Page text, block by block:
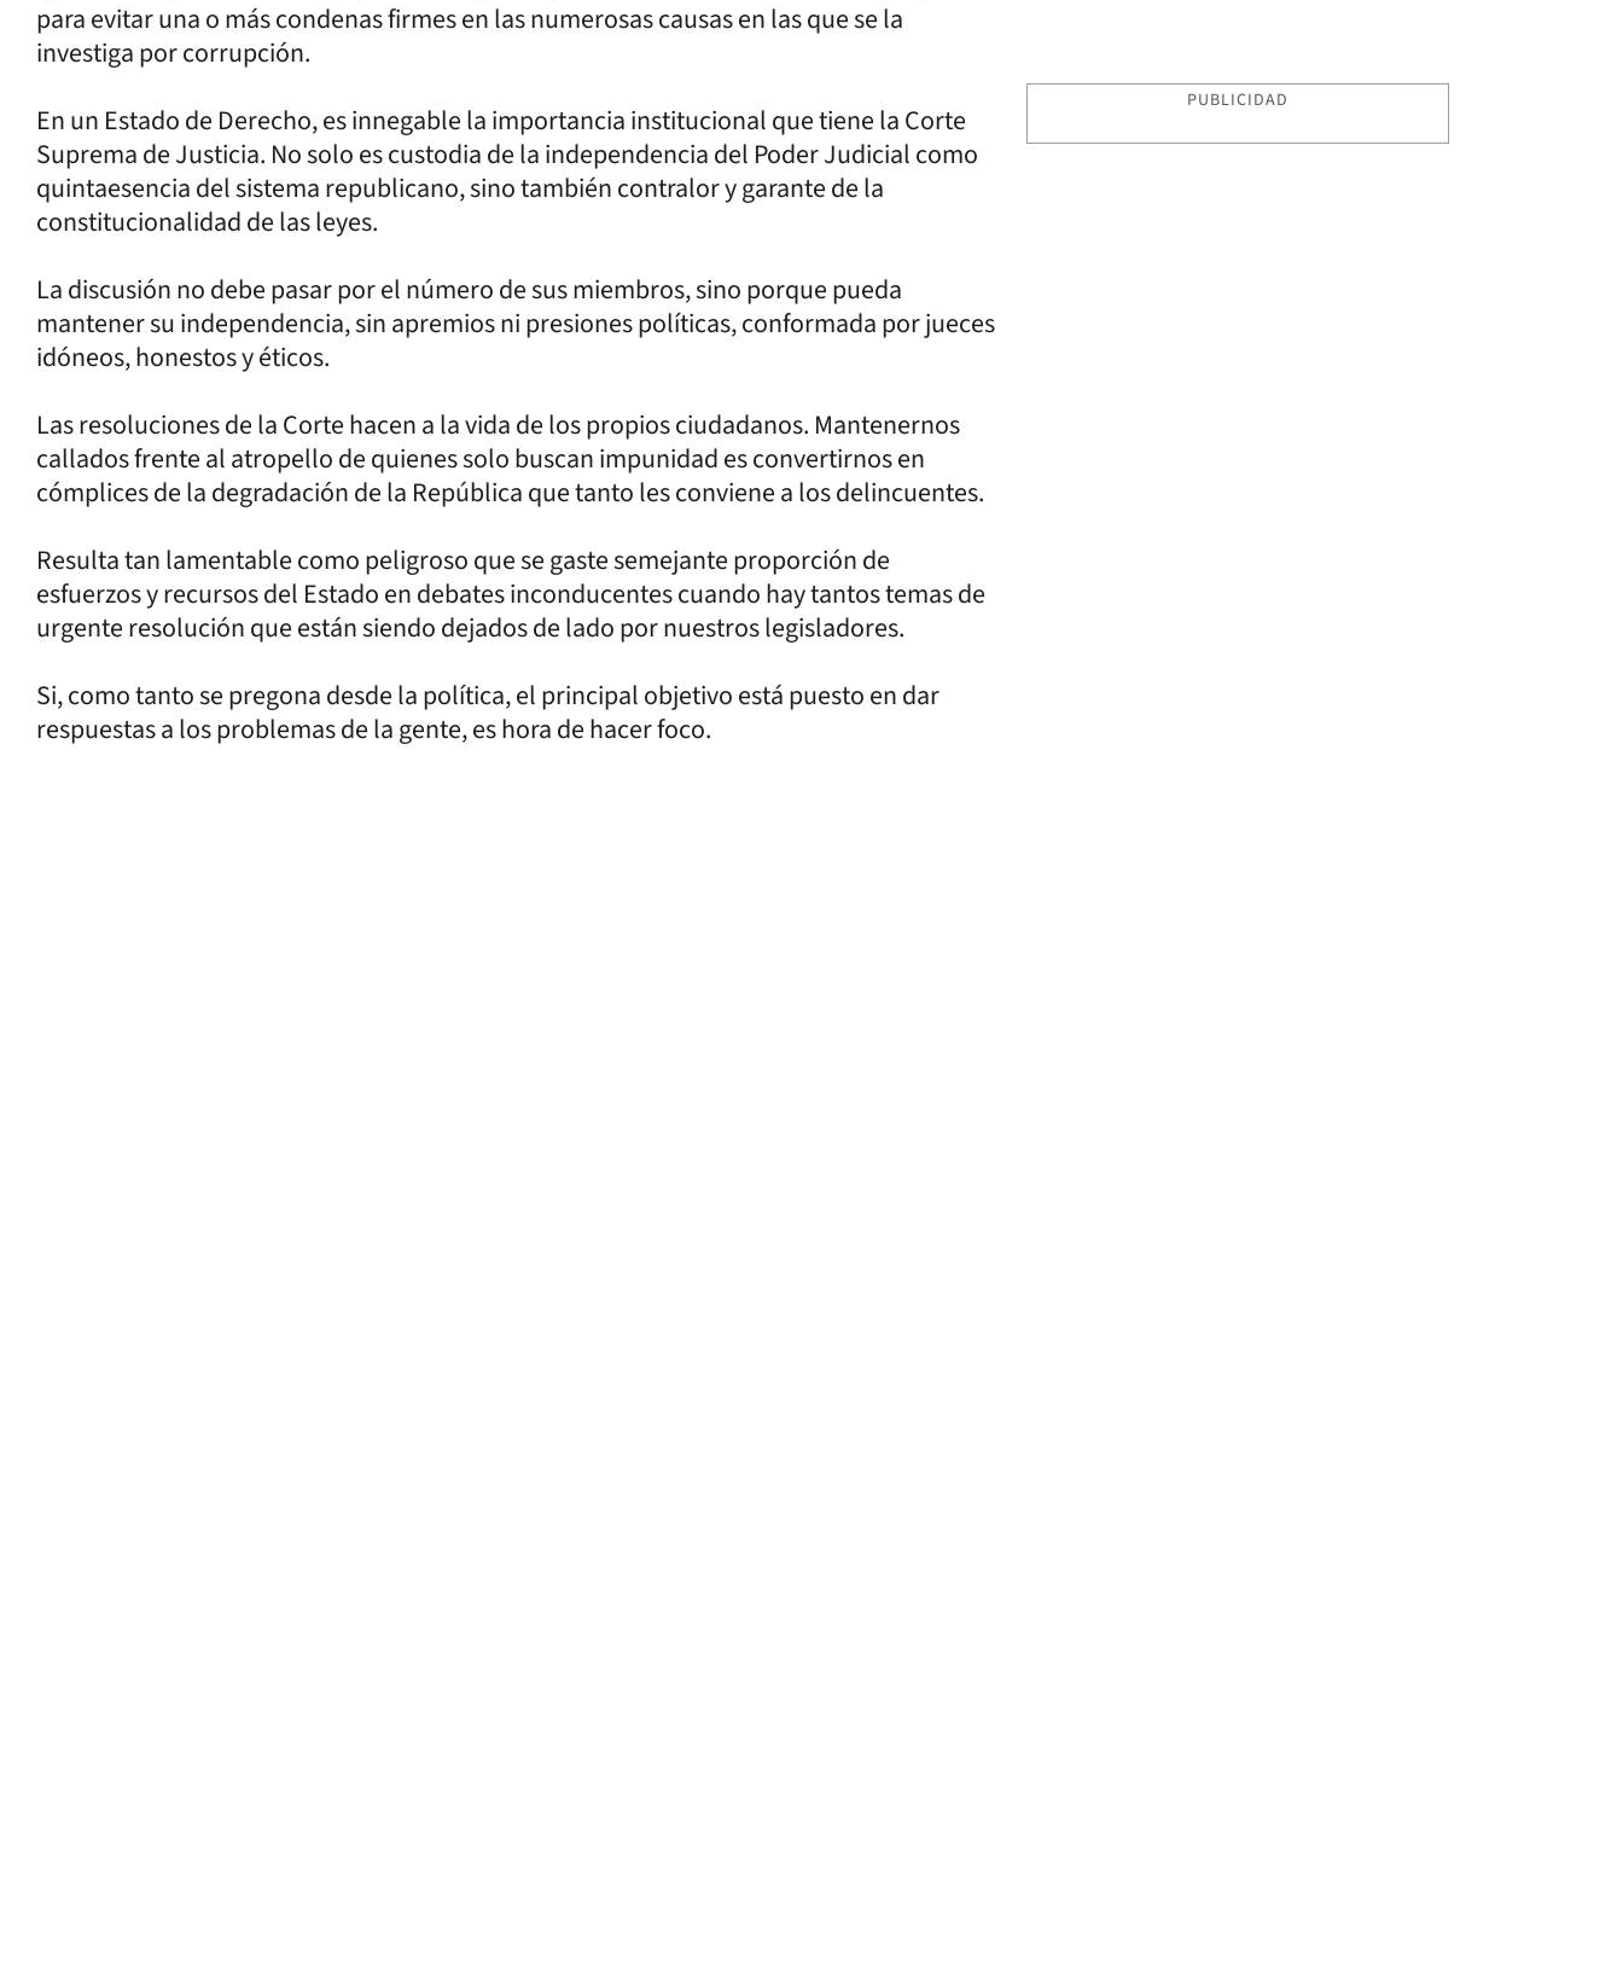
para evitar una o más condenas firmes en las numerosas causas en las que se la
investiga por corrupción.
En un Estado de Derecho, es innegable la importancia institucional que tiene la Corte
Suprema de Justicia. No solo es custodia de la independencia del Poder Judicial como
quintaesencia del sistema republicano, sino también contralor y garante de la
constitucionalidad de las leyes.
La discusión no debe pasar por el número de sus miembros, sino porque pueda
mantener su independencia, sin apremios ni presiones políticas, conformada por jueces
idóneos, honestos y éticos.
Las resoluciones de la Corte hacen a la vida de los propios ciudadanos. Mantenernos
callados frente al atropello de quienes solo buscan impunidad es convertirnos en
cómplices de la degradación de la República que tanto les conviene a los delincuentes.
Resulta tan lamentable como peligroso que se gaste semejante proporción de
esfuerzos y recursos del Estado en debates inconducentes cuando hay tantos temas de
urgente resolución que están siendo dejados de lado por nuestros legisladores.
Si, como tanto se pregona desde la política, el principal objetivo está puesto en dar
respuestas a los problemas de la gente, es hora de hacer foco.
PUBLICIDAD